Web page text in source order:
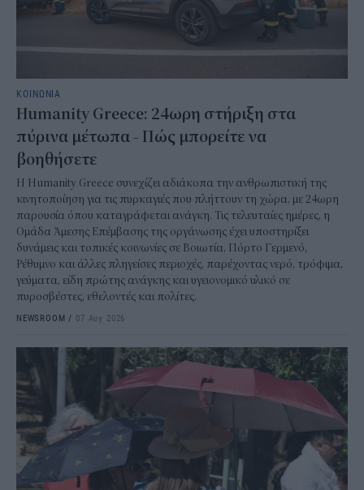
ΚΟΙΝΩΝΙΑ
Humanity Greece: 24ωρη στήριξη στα
πύρινα μέτωπα - Πώς μπορείτε να
βοηθήσετε
Η Humanity Greece συνεχίζει αδιάκοπα την ανθρωπιστική της
κινητοποίηση για τις πυρκαγιές που πλήττουν τη χώρα, με 24ωρη
παρουσία όπου καταγράφεται ανάγκη. Τις τελευταίες ημέρες, η
Ομάδα Άμεσης Επέμβασης της οργάνωσης έχει υποστηρίξει
δυνάμεις και τοπικές κοινωνίες σε Βοιωτία, Πόρτο Γερμενό,
Ρέθυμνο και άλλες πληγείσες περιοχές, παρέχοντας νερό, τρόφιμα,
γεύματα, είδη πρώτης ανάγκης και υγειονομικό υλικό σε
πυροσβέστες, εθελοντές και πολίτες.
NEWSROOM / 07 Αυγ 2026